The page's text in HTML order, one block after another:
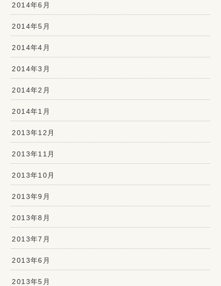
2014年6月
2014年5月
2014年4月
2014年3月
2014年2月
2014年1月
2013年12月
2013年11月
2013年10月
2013年9月
2013年8月
2013年7月
2013年6月
2013年5月